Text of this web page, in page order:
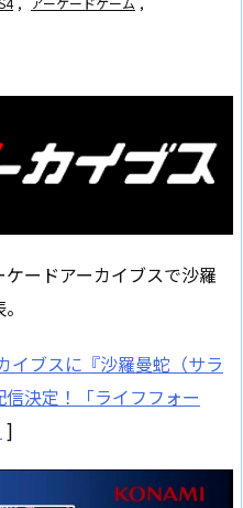
ードアーカイブスで沙羅
イブスに『沙羅曼蛇（サラ
決定！「ライフフォー
]